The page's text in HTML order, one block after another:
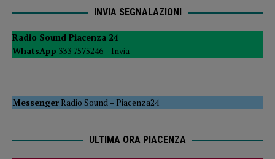
INVIA SEGNALAZIONI
Radio Sound Piacenza 24
WhatsApp 333 7575246 – Invia
MessengerRadio Sound –Piacenza24
ULTIMA ORA PIACENZA